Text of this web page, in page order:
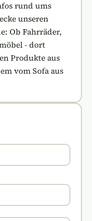
rund ums
unseren
Ob Fahrräder,
- dort
Produkte aus
vom Sofa aus